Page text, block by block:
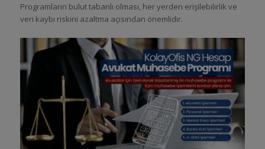
Programların bulut tabanlı olması, her yerden erişilebilirlik ve
veri kaybı riskini azaltma açısından önemlidir.